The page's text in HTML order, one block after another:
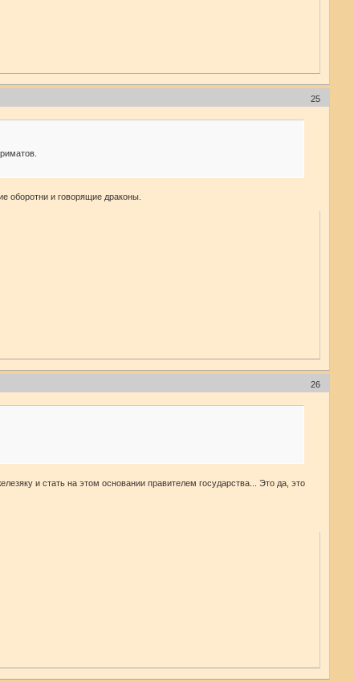
25
оборотни и говорящие драконы.
26
и стать на этом основании правителем государства... Это да, это